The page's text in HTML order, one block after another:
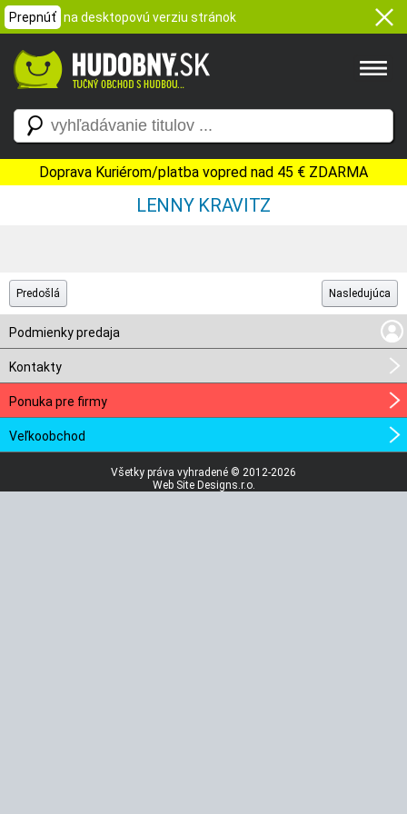
Prepnúť na desktopovú verziu stránok
Doprava Kuriérom/platba vopred nad 45 € ZDARMA
LENNY KRAVITZ
Predošlá Nasledujúca
Podmienky predaja
Kontakty
Ponuka pre firmy
Veľkoobchod
Všetky práva vyhradené © 2012-2026
Web Site Designs.r.o.